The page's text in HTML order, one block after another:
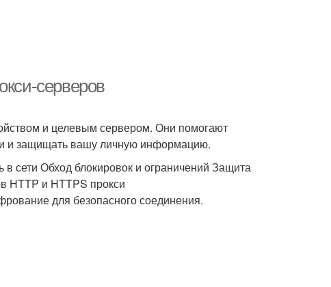
серверов
и целевым сервером. Они помогают
и защищать вашу личную информацию.
сети Обход блокировок и ограничений Защита
HTTP и HTTPS прокси
для безопасного соединения.